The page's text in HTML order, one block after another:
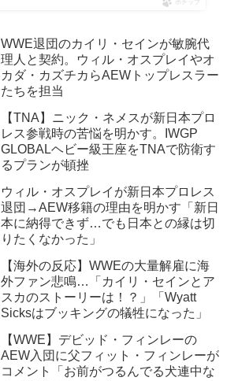
ポチップ
WWE退団のカイリ・セインが敏腕代
理人と契約。ウィル・オスプレイやオ
カダ・カズチカらAEWトップレスラー
たちを担当
【TNA】ニック・ネメスが新日本プロ
レス参戦時の苦悩を明かす。IWGP
GLOBALヘビー級王座をTNAで防衛す
るプランが頓挫
ウィル・オスプレイが新日本プロレス
退団→AEW移籍の理由を明かす「新日
本に納得できず…でも日本との縁は切
りたくなかった」
【海外の反応】WWEの大量解雇に海
外ファン悲鳴…「カイリ・セインとア
スカのストーリーは！？」「Wyatt
Sicksはブッキングの犠牲になった」
【WWE】デビッド・フィンレーの
AEW入団に父フィット・フィンレーが
コメント「お前がつるんでる犬連中な